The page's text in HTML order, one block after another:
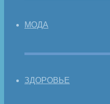
МОДА
ЗДОРОВЬЕ